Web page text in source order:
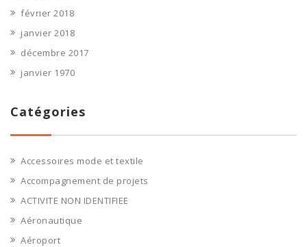
février 2018
janvier 2018
décembre 2017
janvier 1970
Catégories
Accessoires mode et textile
Accompagnement de projets
ACTIVITE NON IDENTIFIEE
Aéronautique
Aéroport